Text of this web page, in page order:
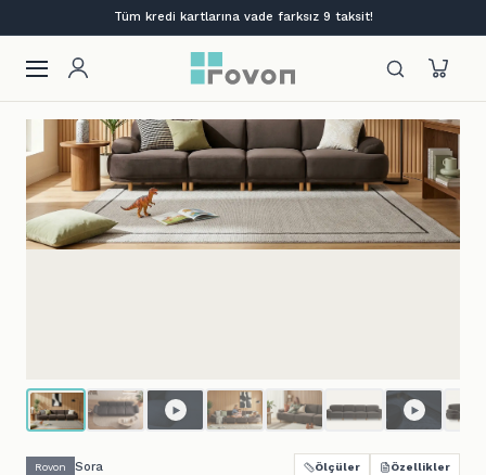
Lansmana özel %12 indirim + ilk siparişe %10
Rovon Sora Ölçüler Özellikler